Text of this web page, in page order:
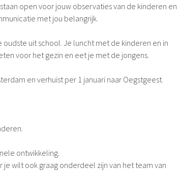
open voor jouw observaties van de kinderen en
met jou belangrijk.
uit school. Je luncht met de kinderen en in
voor het gezin en eet je met de jongens.
en verhuist per 1 januari naar Oegstgeest.
ontwikkeling.
wilt ook graag onderdeel zijn van het team van